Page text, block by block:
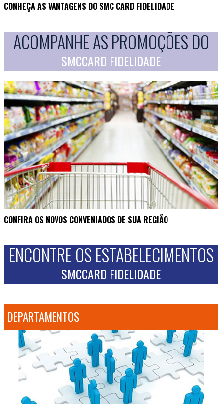
CONHEÇA AS VANTAGENS DO SMC CARD FIDELIDADE
ACOMPANHE AS PROMOÇÕES DO
SMCCARD FIDELIDADE
CONFIRA OS NOVOS CONVENIADOS DE SUA REGIÃO
ENCONTRE OS ESTABELECIMENTOS
SMCCARD FIDELIDADE
DEPARTAMENTOS